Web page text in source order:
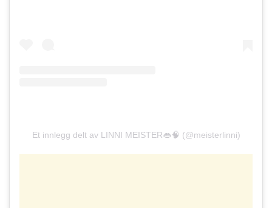
Et innlegg delt av LINNI MEISTER👄🧠 (@meisterlinni)